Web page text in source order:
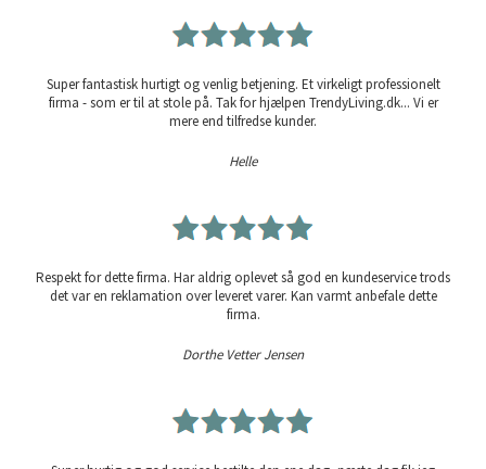
Super fantastisk hurtigt og venlig betjening. Et virkeligt professionelt
firma - som er til at stole på. Tak for hjælpen TrendyLiving.dk... Vi er
mere end tilfredse kunder.
Helle
Respekt for dette firma. Har aldrig oplevet så god en kundeservice trods
det var en reklamation over leveret varer. Kan varmt anbefale dette
firma.
Dorthe Vetter Jensen